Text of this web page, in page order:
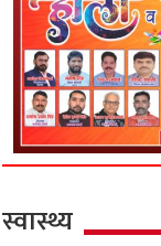
स्वास्थ्य